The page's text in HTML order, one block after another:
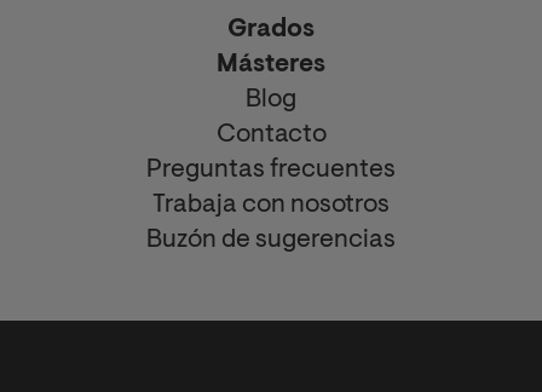
Grados
Másteres
Blog
Contacto
Preguntas frecuentes
Trabaja con nosotros
Buzón de sugerencias